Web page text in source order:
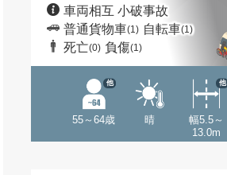
車両相互 小破事故
普通貨物車(1) 自転車(1)
死亡(0) 負傷(1)
55～64歳
他
晴
幅5.5～
13.0m
他